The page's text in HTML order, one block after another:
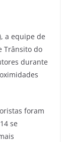
a equipe de
Trânsito do
durante
foram
se